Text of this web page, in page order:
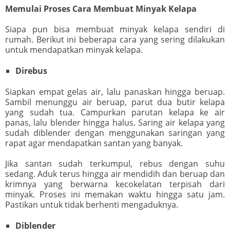
Memulai Proses Cara Membuat Minyak Kelapa
Siapa pun bisa membuat minyak kelapa sendiri di
rumah. Berikut ini beberapa cara yang sering dilakukan
untuk mendapatkan minyak kelapa.
Direbus
Siapkan empat gelas air, lalu panaskan hingga beruap.
Sambil menunggu air beruap, parut dua butir kelapa
yang sudah tua. Campurkan parutan kelapa ke air
panas, lalu blender hingga halus. Saring air kelapa yang
sudah diblender dengan menggunakan saringan yang
rapat agar mendapatkan santan yang banyak.
Jika santan sudah terkumpul, rebus dengan suhu
sedang. Aduk terus hingga air mendidih dan beruap dan
krimnya yang berwarna kecokelatan terpisah dari
minyak. Proses ini memakan waktu hingga satu jam.
Pastikan untuk tidak berhenti mengaduknya.
Diblender